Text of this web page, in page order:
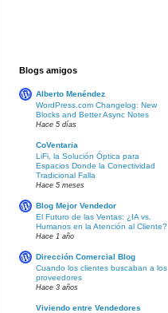
Blogs amigos
Alberto Menéndez
WordPress.com Changelog: New
Blocks and Better Async Notes
Hace 5 días
CoVentaria
LiFi, la Solución Óptica para
Espacios Donde la Conectividad
Tradicional Falla
Hace 5 meses
Blog Mejor Vendedor
El Futuro de las Ventas: ¿IA vs.
Humanos en la Atención al Cliente?
Hace 1 año
Dirección Comercial Blog
Cuando los clientes buscaban a los
proveedores
Hace 3 años
Viviendo entre Vendedores